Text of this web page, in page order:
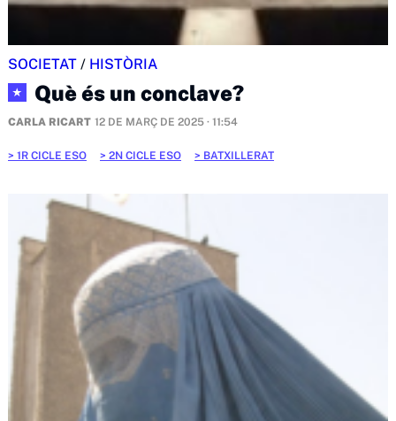
SOCIETAT / HISTÒRIA
★ Què és un conclave?
CARLA RICART 12 DE MARÇ DE 2025 · 11:54
1R CICLE ESO 2N CICLE ESO BATXILLERAT